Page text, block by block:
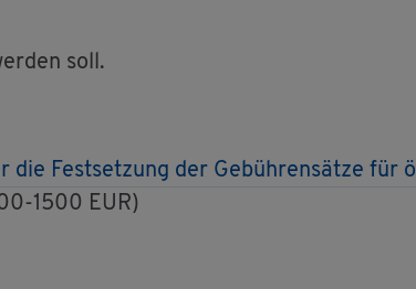
soll.
die Fest­set­zung der Ge­büh­ren­sät­ze für
1500 EUR)